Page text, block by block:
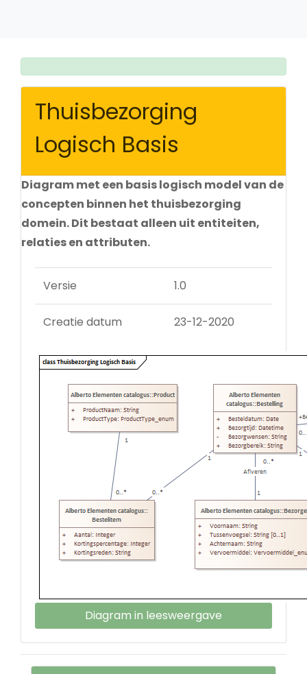
Thuisbezorging
Logisch Basis
Diagram met een basis logisch model van de
concepten binnen het thuisbezorging
domein. Dit bestaat alleen uit entiteiten,
relaties en attributen.
Versie 1.0
Creatie datum 23-12-2020
Diagram in leesweergave